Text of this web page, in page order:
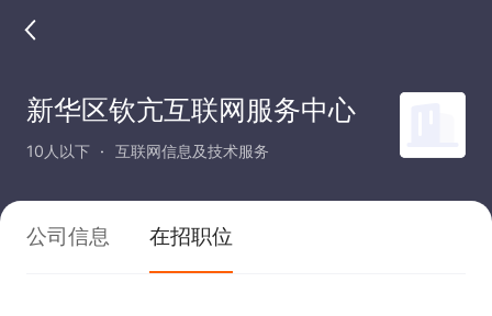
新华区钦亢互联网服务中心
10人以下 互联网信息及技术服务
公司信息 在招职位